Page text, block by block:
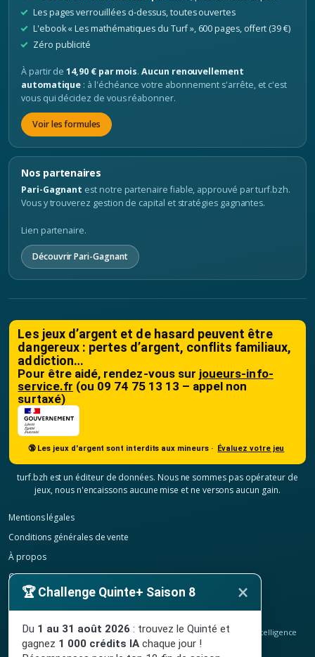
Les pages verrouillées ci-dessus, toutes ouvertes
L'ebook « Les mathématiques du Turf », 600 pages, offert (39 €)
Zéro publicité
À partir de14,90 € par mois.Aucun renouvellement
automatique : à l'échéance votre abonnement s'arrête, et c'est
vous qui décidez de vous réabonner.
Voir les formules
Nos partenaires
Pari-Gagnant est notre partenaire fiable, approuvé par turf.bzh.
Vous y trouverez gestion de capital et stratégies gagnantes.
Lien partenaire.
Découvrir Pari-Gagnant
Les jeux d’argent et de hasard peuvent être
dangereux : pertes d’argent, conflits familiaux,
addiction…
Pour être aidé, rendez-vous sur joueurs-info-
service.fr (ou 09 74 75 13 13 – appel non
surtaxé)
🔞 Les jeux d'argent sont interdits aux mineurs · Évaluez votre jeu
turf.bzh est un éditeur de données. Nous ne sommes pas opérateur de
jeux, nous n'encaissons aucune mise et ne versons aucun gain.
Mentions légales
Conditions générales de vente
À propos
Contact
Confidentialité
© 2020-2026 TURF.bzh , analyses hippiques, classement ELO et intelligence
artificielle.
🏆 Challenge Quinte+ Saison 8 ×
Du 1 au 31 août 2026 : trouvez le Quinté et
gagnez 1 000 crédits IA chaque jour !